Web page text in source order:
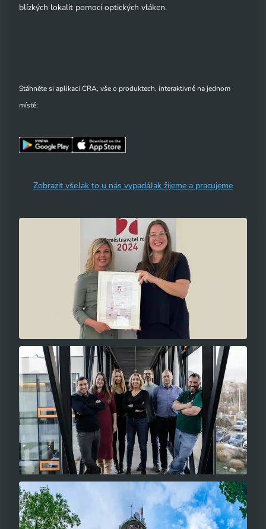
blízkých lokalit pomocí optických vláken.
Stáhněte si aplikaci CRA, vše o produktech, interaktivně na jednom
místě:
Zobrazit všeJak to u nás vypadáJak žijeme a pracujeme